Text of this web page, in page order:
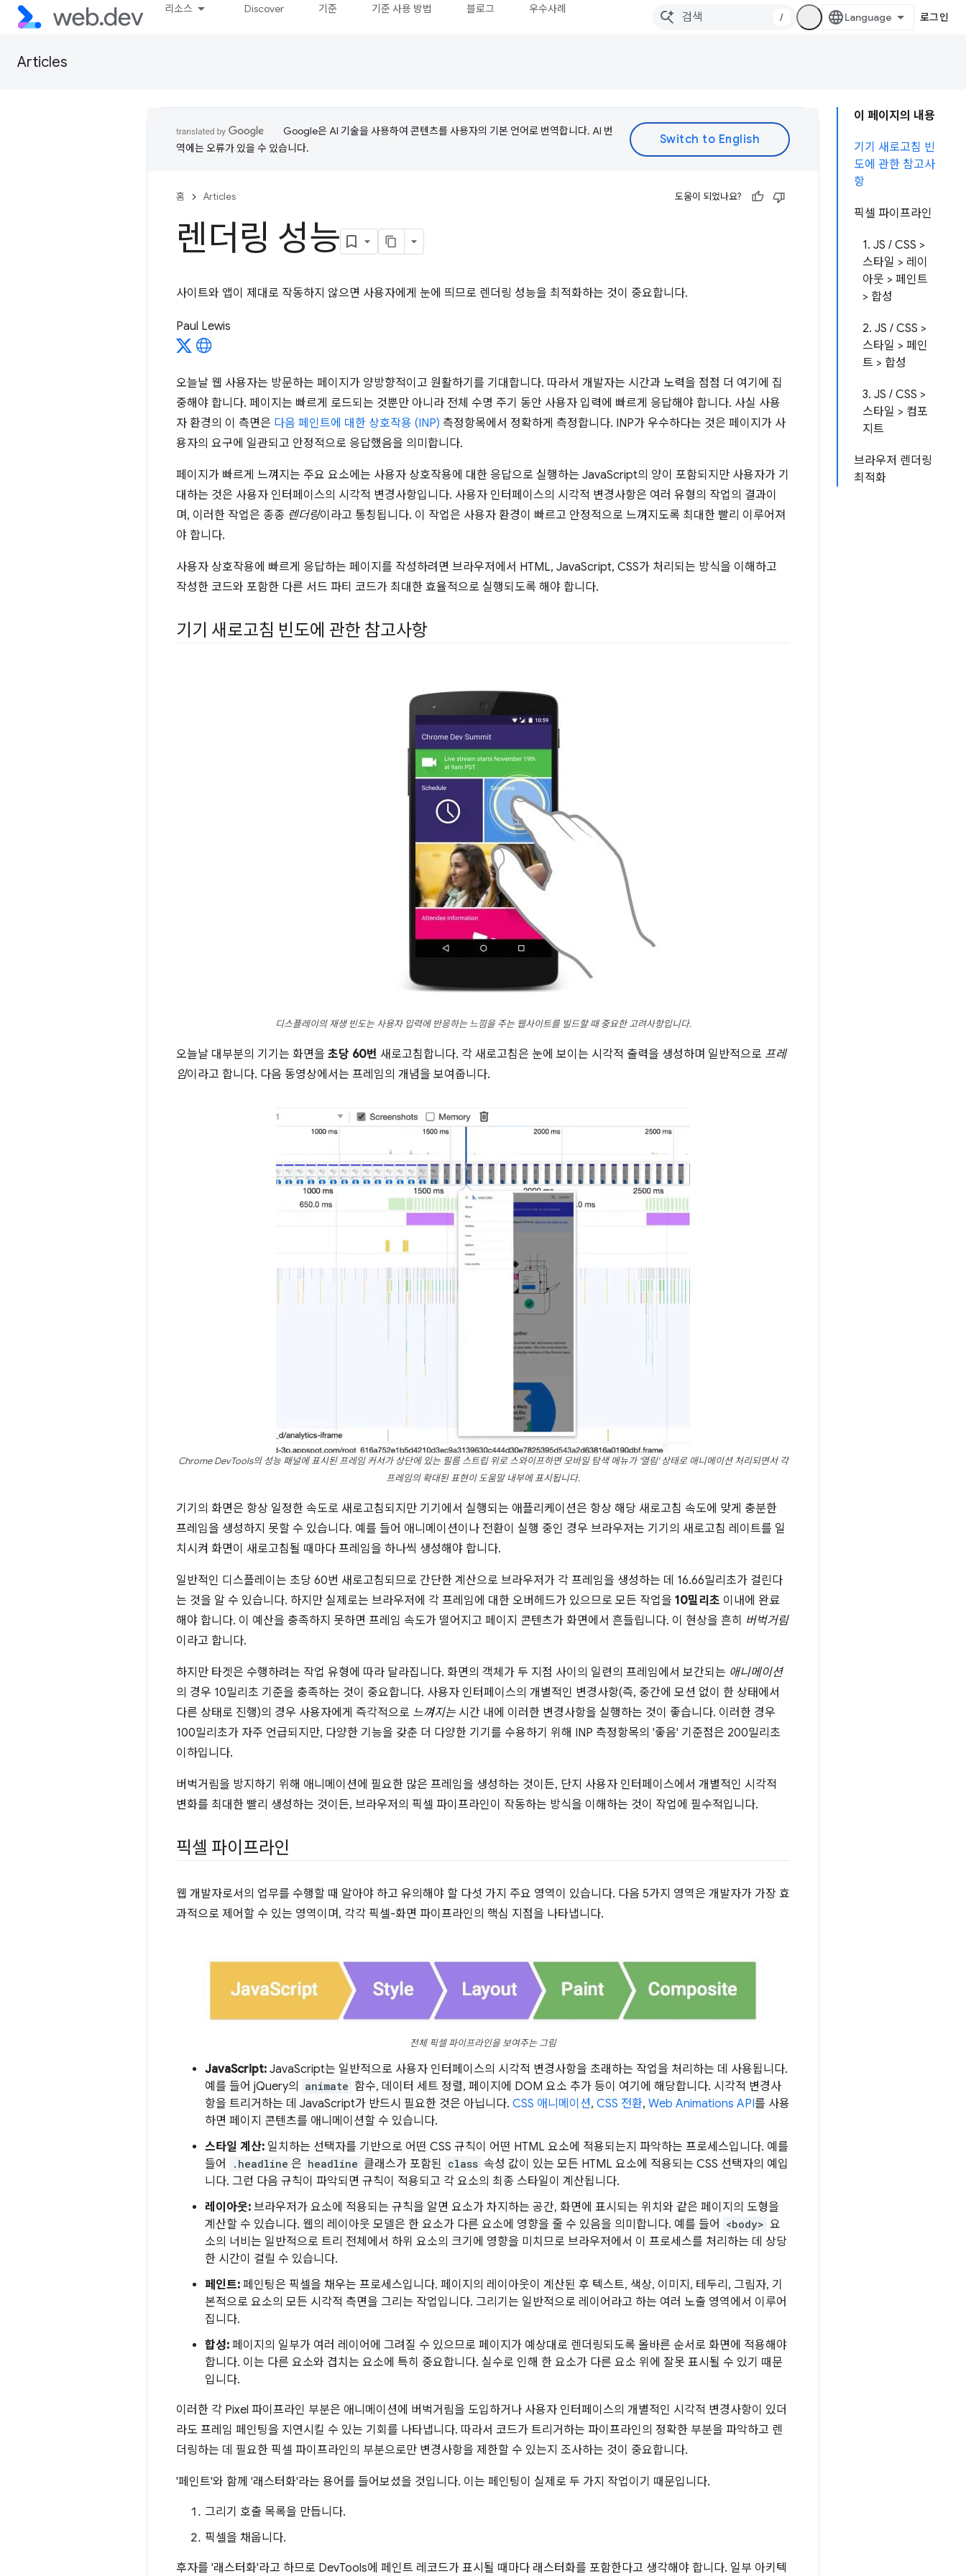
리소스 Discover 기준 기준 사용 방법 블로그 우수사례
/ 로그인
Articles
이 페이지의 내용
기기 새로고침 빈
도에 관한 참고사
항
픽셀 파이프라인
1. JS / CSS >
스타일 > 레이
아웃 > 페인트
> 합성
2. JS / CSS >
스타일 > 페인
트 > 합성
3. JS / CSS >
스타일 > 컴포
지트
브라우저 렌더링
최적화
Google은 AI 기술을 사용하여 콘텐츠를 사용자의 기본 언어로 번역합니다. AI 번
역에는 오류가 있을 수 있습니다.
홈 Articles 도움이 되었나요?
렌더링 성능
사이트와 앱이 제대로 작동하지 않으면 사용자에게 눈에 띄므로 렌더링 성능을 최적화하는 것이 중요합니다.
Paul Lewis
오늘날 웹 사용자는 방문하는 페이지가 양방향적이고 원활하기를 기대합니다. 따라서 개발자는 시간과 노력을 점점 더 여기에 집
중해야 합니다. 페이지는 빠르게 로드되는 것뿐만 아니라 전체 수명 주기 동안 사용자 입력에 빠르게 응답해야 합니다. 사실 사용
자 환경의 이 측면은 다음 페인트에 대한 상호작용 (INP) 측정항목에서 정확하게 측정합니다. INP가 우수하다는 것은 페이지가 사
용자의 요구에 일관되고 안정적으로 응답했음을 의미합니다.
페이지가 빠르게 느껴지는 주요 요소에는 사용자 상호작용에 대한 응답으로 실행하는 JavaScript의 양이 포함되지만 사용자가 기
대하는 것은 사용자 인터페이스의 시각적 변경사항입니다. 사용자 인터페이스의 시각적 변경사항은 여러 유형의 작업의 결과이
며, 이러한 작업은 종종 렌더링이라고 통칭됩니다. 이 작업은 사용자 환경이 빠르고 안정적으로 느껴지도록 최대한 빨리 이루어져
야 합니다.
사용자 상호작용에 빠르게 응답하는 페이지를 작성하려면 브라우저에서 HTML, JavaScript, CSS가 처리되는 방식을 이해하고
작성한 코드와 포함한 다른 서드 파티 코드가 최대한 효율적으로 실행되도록 해야 합니다.
기기 새로고침 빈도에 관한 참고사항
디스플레이의 재생 빈도는 사용자 입력에 반응하는 느낌을 주는 웹사이트를 빌드할 때 중요한 고려사항입니다.
오늘날 대부분의 기기는 화면을 초당 60번 새로고침합니다. 각 새로고침은 눈에 보이는 시각적 출력을 생성하며 일반적으로 프레
임이라고 합니다. 다음 동영상에서는 프레임의 개념을 보여줍니다.
Chrome DevTools의 성능 패널에 표시된 프레임 커서가 상단에 있는 필름 스트립 위로 스와이프하면 모바일 탐색 메뉴가 '열림' 상태로 애니메이션 처리되면서 각
프레임의 확대된 표현이 도움말 내부에 표시됩니다.
기기의 화면은 항상 일정한 속도로 새로고침되지만 기기에서 실행되는 애플리케이션은 항상 해당 새로고침 속도에 맞게 충분한
프레임을 생성하지 못할 수 있습니다. 예를 들어 애니메이션이나 전환이 실행 중인 경우 브라우저는 기기의 새로고침 레이트를 일
치시켜 화면이 새로고침될 때마다 프레임을 하나씩 생성해야 합니다.
일반적인 디스플레이는 초당 60번 새로고침되므로 간단한 계산으로 브라우저가 각 프레임을 생성하는 데 16.66밀리초가 걸린다
는 것을 알 수 있습니다. 하지만 실제로는 브라우저에 각 프레임에 대한 오버헤드가 있으므로 모든 작업을 10밀리초 이내에 완료
해야 합니다. 이 예산을 충족하지 못하면 프레임 속도가 떨어지고 페이지 콘텐츠가 화면에서 흔들립니다. 이 현상을 흔히 버벅거림
이라고 합니다.
하지만 타겟은 수행하려는 작업 유형에 따라 달라집니다. 화면의 객체가 두 지점 사이의 일련의 프레임에서 보간되는 애니메이션
의 경우 10밀리초 기준을 충족하는 것이 중요합니다. 사용자 인터페이스의 개별적인 변경사항(즉, 중간에 모션 없이 한 상태에서
다른 상태로 진행)의 경우 사용자에게 즉각적으로 느껴지는시간 내에 이러한 변경사항을 실행하는 것이 좋습니다. 이러한 경우
100밀리초가 자주 언급되지만, 다양한 기능을 갖춘 더 다양한 기기를 수용하기 위해 INP 측정항목의 '좋음' 기준점은 200밀리초
이하입니다.
버벅거림을 방지하기 위해 애니메이션에 필요한 많은 프레임을 생성하는 것이든, 단지 사용자 인터페이스에서 개별적인 시각적
변화를 최대한 빨리 생성하는 것이든, 브라우저의 픽셀 파이프라인이 작동하는 방식을 이해하는 것이 작업에 필수적입니다.
픽셀 파이프라인
웹 개발자로서의 업무를 수행할 때 알아야 하고 유의해야 할 다섯 가지 주요 영역이 있습니다. 다음 5가지 영역은 개발자가 가장 효
과적으로 제어할 수 있는 영역이며, 각각 픽셀-화면 파이프라인의 핵심 지점을 나타냅니다.
전체 픽셀 파이프라인을 보여주는 그림
JavaScript: JavaScript는 일반적으로 사용자 인터페이스의 시각적 변경사항을 초래하는 작업을 처리하는 데 사용됩니다.
예를 들어 jQuery의
animate 함수, 데이터 세트 정렬, 페이지에 DOM 요소 추가 등이 여기에 해당합니다. 시각적 변경사
항을 트리거하는 데 JavaScript가 반드시 필요한 것은 아닙니다. CSS 애니메이션, CSS 전환, Web Animations API를 사용
하면 페이지 콘텐츠를 애니메이션할 수 있습니다.
스타일 계산: 일치하는 선택자를 기반으로 어떤 CSS 규칙이 어떤 HTML 요소에 적용되는지 파악하는 프로세스입니다. 예를
들어
.headline 은 headline 클래스가 포함된 class 속성 값이 있는 모든 HTML 요소에 적용되는 CSS 선택자의 예입
니다. 그런 다음 규칙이 파악되면 규칙이 적용되고 각 요소의 최종 스타일이 계산됩니다.
레이아웃: 브라우저가 요소에 적용되는 규칙을 알면 요소가 차지하는 공간, 화면에 표시되는 위치와 같은 페이지의 도형을
계산할 수 있습니다. 웹의 레이아웃 모델은 한 요소가 다른 요소에 영향을 줄 수 있음을 의미합니다. 예를 들어
<body> 요
소의 너비는 일반적으로 트리 전체에서 하위 요소의 크기에 영향을 미치므로 브라우저에서 이 프로세스를 처리하는 데 상당
한 시간이 걸릴 수 있습니다.
페인트: 페인팅은 픽셀을 채우는 프로세스입니다. 페이지의 레이아웃이 계산된 후 텍스트, 색상, 이미지, 테두리, 그림자, 기
본적으로 요소의 모든 시각적 측면을 그리는 작업입니다. 그리기는 일반적으로 레이어라고 하는 여러 노출 영역에서 이루어
집니다.
합성: 페이지의 일부가 여러 레이어에 그려질 수 있으므로 페이지가 예상대로 렌더링되도록 올바른 순서로 화면에 적용해야
합니다. 이는 다른 요소와 겹치는 요소에 특히 중요합니다. 실수로 인해 한 요소가 다른 요소 위에 잘못 표시될 수 있기 때문
입니다.
이러한 각 Pixel 파이프라인 부분은 애니메이션에 버벅거림을 도입하거나 사용자 인터페이스의 개별적인 시각적 변경사항이 있더
라도 프레임 페인팅을 지연시킬 수 있는 기회를 나타냅니다. 따라서 코드가 트리거하는 파이프라인의 정확한 부분을 파악하고 렌
더링하는 데 필요한 픽셀 파이프라인의 부분으로만 변경사항을 제한할 수 있는지 조사하는 것이 중요합니다.
'페인트'와 함께 '래스터화'라는 용어를 들어보셨을 것입니다. 이는 페인팅이 실제로 두 가지 작업이기 때문입니다.
그리기 호출 목록을 만듭니다.
픽셀을 채웁니다.
후자를 '래스터화'라고 하므로 DevTools에 페인트 레코드가 표시될 때마다 래스터화를 포함한다고 생각해야 합니다. 일부 아키텍